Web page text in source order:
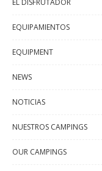
EL DISFRUTADOR
EQUIPAMIENTOS
EQUIPMENT
NEWS
NOTICIAS
NUESTROS CAMPINGS
OUR CAMPINGS